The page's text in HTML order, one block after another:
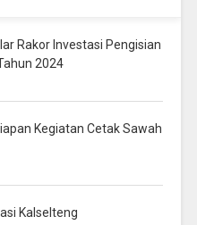
Rakor Investasi Pengisian
2024
Kegiatan Cetak Sawah
Kalselteng